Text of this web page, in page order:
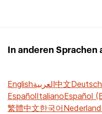
In anderen Sprachen
Englishالعربية中文Deutsch
EspañolItalianoEspañol
繁體中文한국어